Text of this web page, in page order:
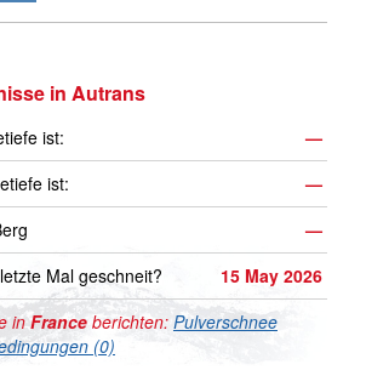
in Autrans
ist:
—
ist:
—
—
Mal geschneit?
15 May 2026
inFrance berichten: Pulverschnee
(0)